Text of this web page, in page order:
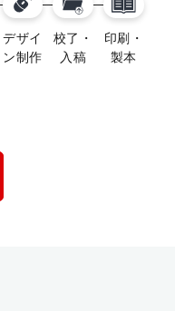
デザイ
ン制作
校了・
入稿
印刷・
製本